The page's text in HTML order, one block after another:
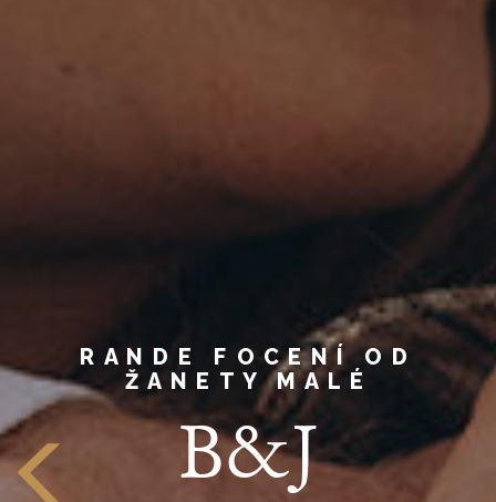
B&J
RANDE FOCENÍ OD
ŽANETY MALÉ